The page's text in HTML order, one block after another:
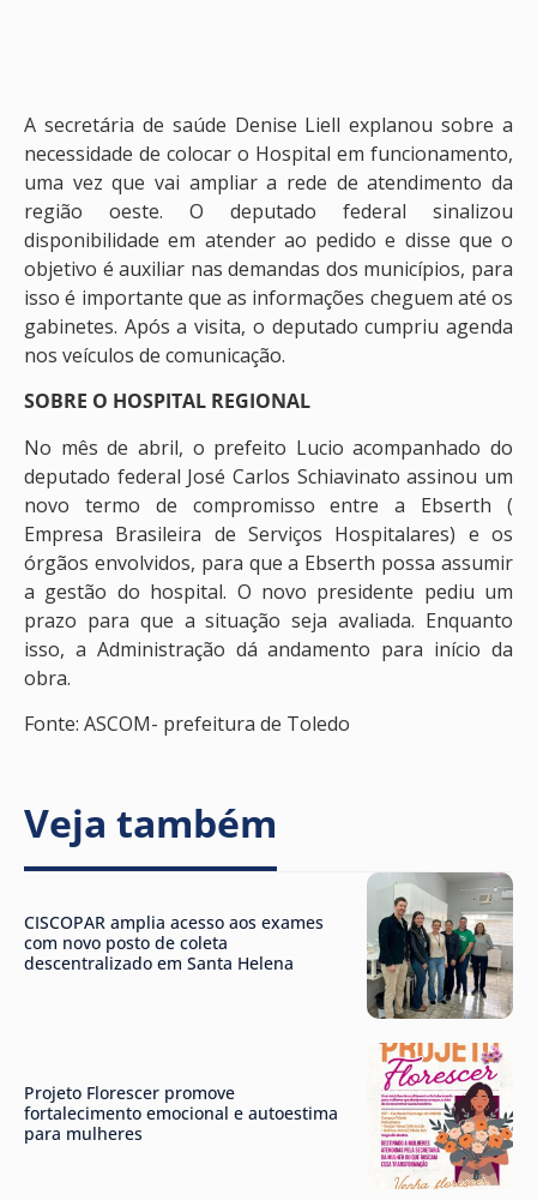
A secretária de saúde Denise Liell explanou sobre a
necessidade de colocar o Hospital em funcionamento,
uma vez que vai ampliar a rede de atendimento da
região oeste. O deputado federal sinalizou
disponibilidade em atender ao pedido e disse que o
objetivo é auxiliar nas demandas dos municípios, para
isso é importante que as informações cheguem até os
gabinetes. Após a visita, o deputado cumpriu agenda
nos veículos de comunicação.
SOBRE O HOSPITAL REGIONAL
No mês de abril, o prefeito Lucio acompanhado do
deputado federal José Carlos Schiavinato assinou um
novo termo de compromisso entre a Ebserth (
Empresa Brasileira de Serviços Hospitalares) e os
órgãos envolvidos, para que a Ebserth possa assumir
a gestão do hospital. O novo presidente pediu um
prazo para que a situação seja avaliada. Enquanto
isso, a Administração dá andamento para início da
obra.
Fonte: ASCOM- prefeitura de Toledo
Veja também
CISCOPAR amplia acesso aos exames
com novo posto de coleta
descentralizado em Santa Helena
Projeto Florescer promove
fortalecimento emocional e autoestima
para mulheres